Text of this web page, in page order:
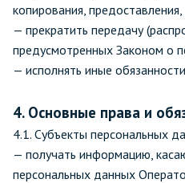
копирования,
— прекратить передачу
предусмотренных Законом о
— исполнять иные
4. Основные права и
4.1. Субъекты персональных
— получать информацию,
персональных данных